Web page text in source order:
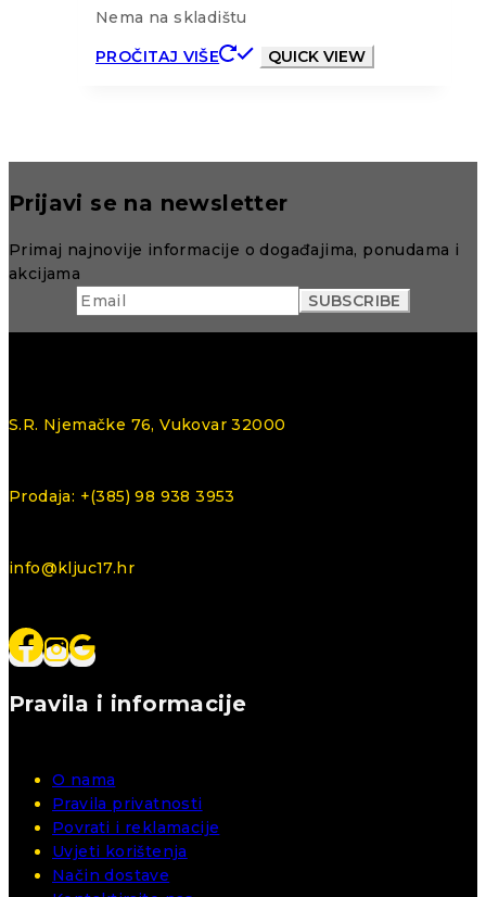
Nema na skladištu
PROČITAJ VIŠE
QUICK VIEW
Prijavi se na newsletter
Primaj najnovije informacije o događajima, ponudama i
akcijama
S.R. Njemačke 76, Vukovar 32000
Prodaja: +(385) 98 938 3953
info@kljuc17.hr
Pravila i informacije
O nama
Pravila privatnosti
Povrati i reklamacije
Uvjeti korištenja
Način dostave